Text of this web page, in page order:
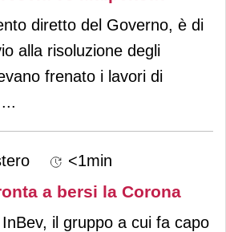
diretto del Governo, è di
alla risoluzione degli
frenato i lavori di
...
<1min
a bersi la Corona
il gruppo a cui fa capo